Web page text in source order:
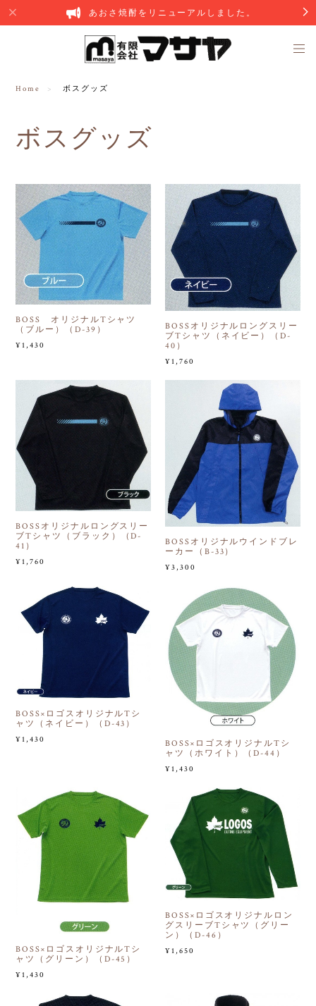
あおさ焼酎をリニューアルしました。
Home ボスグッズ
ボスグッズ
BOSS オリジナルTシャツ
（ブルー）（D-39）
¥1,430
BOSSオリジナルロングスリー
ブTシャツ（ネイビー）（D-
40）
¥1,760
BOSSオリジナルロングスリー
ブTシャツ（ブラック）（D-
41）
¥1,760
BOSSオリジナルウインドブレ
ーカー（B-33）
¥3,300
BOSS×ロゴスオリジナルTシ
ャツ（ネイビー）（D-43）
¥1,430
BOSS×ロゴスオリジナルTシ
ャツ（ホワイト）（D-44）
¥1,430
BOSS×ロゴスオリジナルTシ
ャツ（グリーン）（D-45）
¥1,430
BOSS×ロゴスオリジナルロン
グスリーブTシャツ（グリー
ン）（D-46）
¥1,650